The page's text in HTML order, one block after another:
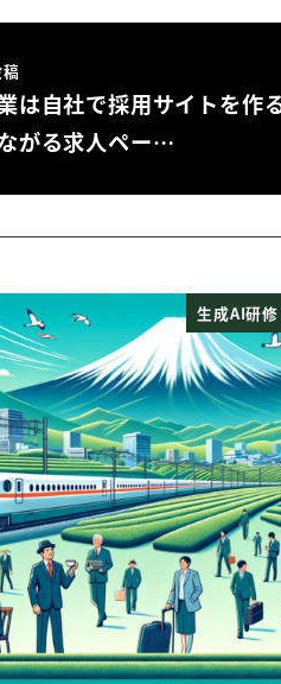
は自社で採用サイトを作
がる求人ペー…
生成AI研